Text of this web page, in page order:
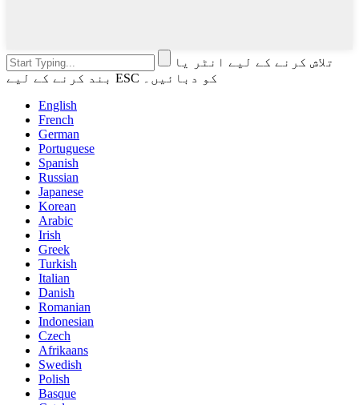
تلاش کرنے کے لیے انٹر یا
بند کرنے کے لیے ESC کو دبائیں۔
English
French
German
Portuguese
Spanish
Russian
Japanese
Korean
Arabic
Irish
Greek
Turkish
Italian
Danish
Romanian
Indonesian
Czech
Afrikaans
Swedish
Polish
Basque